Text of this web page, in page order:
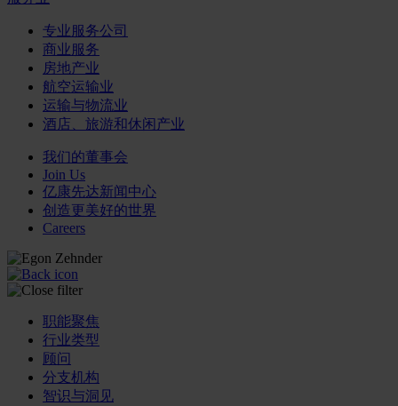
专业服务公司
商业服务
房地产业
航空运输业
运输与物流业
酒店、旅游和休闲产业
我们的董事会
Join Us
亿康先达新闻中心
创造更美好的世界
Careers
职能聚焦
行业类型
顾问
分支机构
智识与洞见